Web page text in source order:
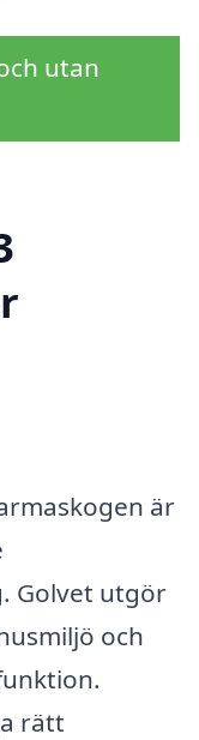
utan
är
Golvet utgör
och
rätt